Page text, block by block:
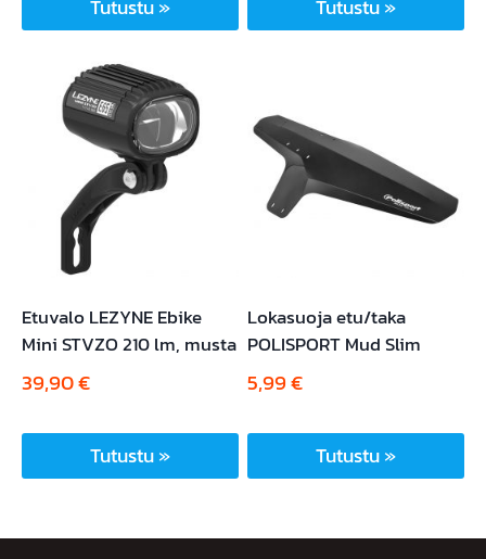
Tutustu » Tutustu »
Etuvalo LEZYNE Ebike
Mini STVZO 210 lm, musta
39,90€
Tutustu »
Lokasuoja etu/taka
POLISPORT Mud Slim
5,99€
Tutustu »